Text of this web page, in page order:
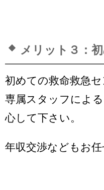
メリット３：
初めての救命救急セ
専属スタッフによ
心して下さい。
年収交渉などもお任